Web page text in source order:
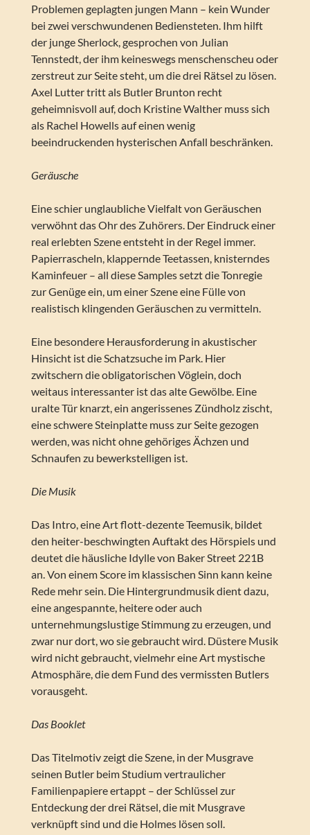
Problemen geplagten jungen Mann – kein Wunder
bei zwei verschwundenen Bediensteten. Ihm hilft
der junge Sherlock, gesprochen von Julian
Tennstedt, der ihm keineswegs menschenscheu oder
zerstreut zur Seite steht, um die drei Rätsel zu lösen.
Axel Lutter tritt als Butler Brunton recht
geheimnisvoll auf, doch Kristine Walther muss sich
als Rachel Howells auf einen wenig
beeindruckenden hysterischen Anfall beschränken.
Geräusche
Eine schier unglaubliche Vielfalt von Geräuschen
verwöhnt das Ohr des Zuhörers. Der Eindruck einer
real erlebten Szene entsteht in der Regel immer.
Papierrascheln, klappernde Teetassen, knisterndes
Kaminfeuer – all diese Samples setzt die Tonregie
zur Genüge ein, um einer Szene eine Fülle von
realistisch klingenden Geräuschen zu vermitteln.
Eine besondere Herausforderung in akustischer
Hinsicht ist die Schatzsuche im Park. Hier
zwitschern die obligatorischen Vöglein, doch
weitaus interessanter ist das alte Gewölbe. Eine
uralte Tür knarzt, ein angerissenes Zündholz zischt,
eine schwere Steinplatte muss zur Seite gezogen
werden, was nicht ohne gehöriges Ächzen und
Schnaufen zu bewerkstelligen ist.
Die Musik
Das Intro, eine Art flott-dezente Teemusik, bildet
den heiter-beschwingten Auftakt des Hörspiels und
deutet die häusliche Idylle von Baker Street 221B
an. Von einem Score im klassischen Sinn kann keine
Rede mehr sein. Die Hintergrundmusik dient dazu,
eine angespannte, heitere oder auch
unternehmungslustige Stimmung zu erzeugen, und
zwar nur dort, wo sie gebraucht wird. Düstere Musik
wird nicht gebraucht, vielmehr eine Art mystische
Atmosphäre, die dem Fund des vermissten Butlers
vorausgeht.
Das Booklet
Das Titelmotiv zeigt die Szene, in der Musgrave
seinen Butler beim Studium vertraulicher
Familienpapiere ertappt – der Schlüssel zur
Entdeckung der drei Rätsel, die mit Musgrave
verknüpft sind und die Holmes lösen soll.